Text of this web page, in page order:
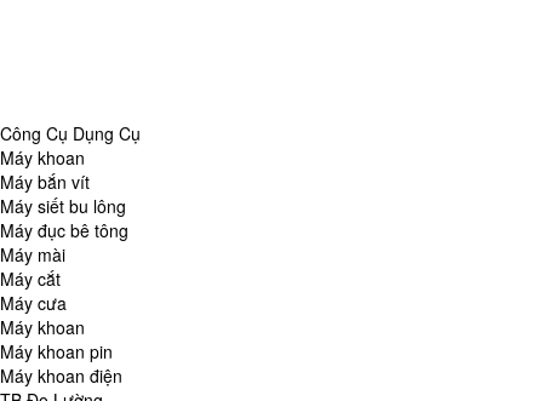
Công Cụ Dụng Cụ
Máy khoan
Máy bắn vít
Máy siết bu lông
Máy đục bê tông
Máy mài
Máy cắt
Máy cưa
Máy khoan
Máy khoan pin
Máy khoan điện